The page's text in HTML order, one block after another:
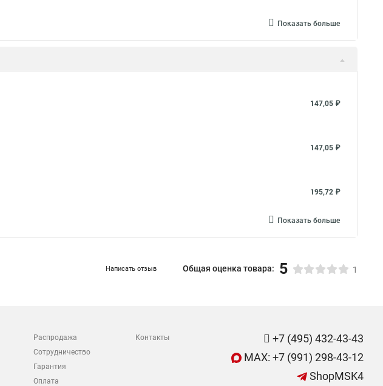
Показать больше
147,05 ₽
147,05 ₽
195,72 ₽
Показать больше
Написать отзыв Общая оценка товара: 5 1
Распродажа
Сотрудничество
Гарантия
Оплата
Контакты
+7 (495) 432-43-43
MAX: +7 (991) 298-43-12
ShopMSK4